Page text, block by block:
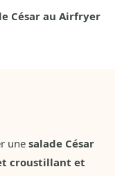
César au Airfryer
une salade César
croustillant et